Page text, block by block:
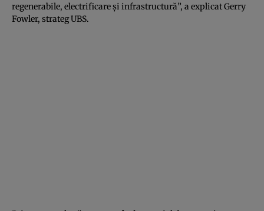
regenerabile, electrificare și infrastructură”, a explicat Gerry
Fowler, strateg UBS.